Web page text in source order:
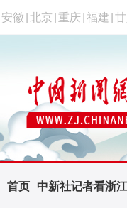
安徽 北京 重庆 福建
首页 中新社记者看浙江